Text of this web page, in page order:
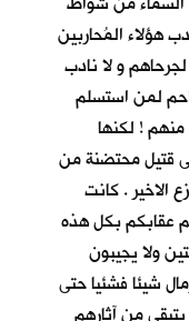
هؤلاء المُحاربين
و لا نادب
لمن استسلم
! لكنها
قتيل محتضنة من
الاخير . كانت
عقابكم بكل هذه
ولا يجيبون
شيئا فشئياً حتى